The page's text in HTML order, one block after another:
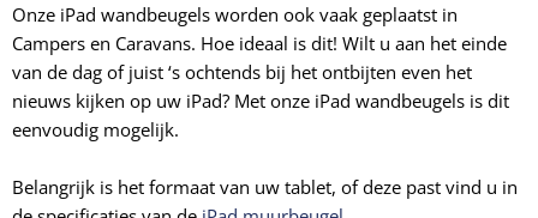
Onze iPad wandbeugels worden ook vaak geplaatst in
Campers en Caravans. Hoe ideaal is dit! Wilt u aan het einde
van de dag of juist ‘s ochtends bij het ontbijten even het
nieuws kijken op uw iPad? Met onze iPad wandbeugels is dit
eenvoudig mogelijk.
Belangrijk is het formaat van uw tablet, of deze past vind u in